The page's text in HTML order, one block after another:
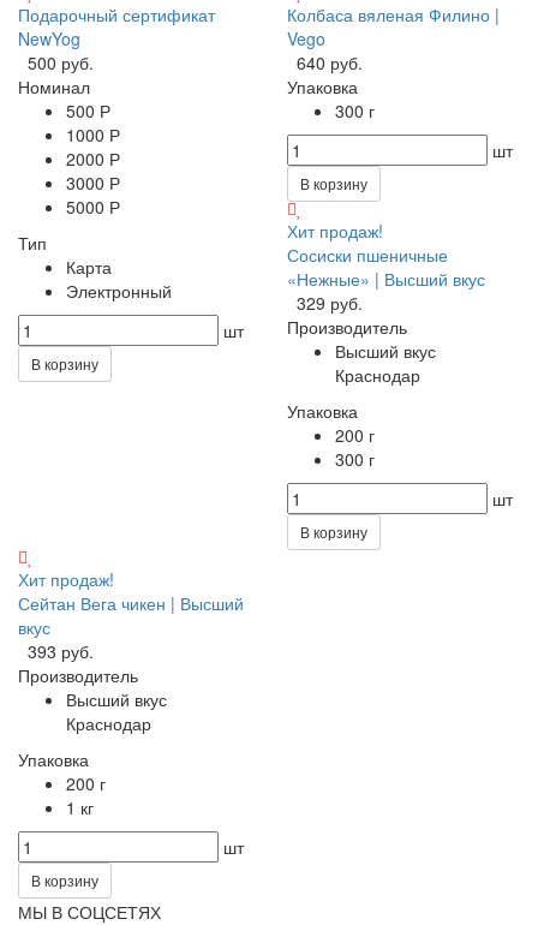
Подарочный сертификат
NewYog
500 руб.
Номинал
500 Р
1000 Р
2000 Р
3000 Р
5000 Р
Тип
Карта
Электронный
шт
В корзину
Колбаса вяленая Филино |
Vego
640 руб.
Упаковка
300 г
шт
В корзину
Хит продаж!
Сосиски пшеничные
«Нежные» | Высший вкус
329 руб.
Производитель
Высший вкус
Краснодар
Упаковка
200 г
300 г
шт
В корзину
Хит продаж!
Сейтан Вега чикен | Высший
вкус
393 руб.
Производитель
Высший вкус
Краснодар
Упаковка
200 г
1 кг
шт
В корзину
МЫ В СОЦСЕТЯХ